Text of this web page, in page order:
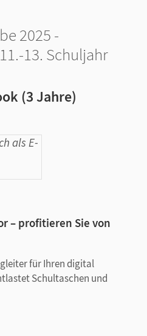
2025 -
13. Schuljahr
(3 Jahre)
– profitieren Sie von
für Ihren digital
Schultaschen und
verfügbar.